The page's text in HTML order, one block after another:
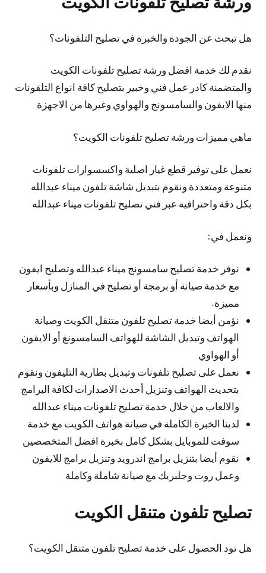
هل تبحث عن الجودة والخبرة في تصليح التلفونات؟
نقدم لك خدمة افضل ورشة تصليح تلفونات الكويت
والمتضمنة كادر عمل فني وخبير بتصليح كافة انواع التلفونات
منها الايفون والسامسونج والهواوي وغيرها من الاجهزة
ماهي مميزات ورشة تصليح تلفونات الكويت؟
نعمل على توفير قطع غيار اصلية واكسسوارات تلفونات
متنوعة ومتعددة ونقوم بتبديل شاشة تلفون ميناء عبدالله
بكل دقة واحترافية عبر فني تصليح تلفونات ميناء عبدالله
ونعمل في:
نوفر خدمة تصليح سامسونج ميناء عبدالله وتصليح ايفون
مع خدمة صيانة أو برمجة أو تصليح في المنازل وبأسعار
مميزة.
نؤمن أيضا خدمة تصليح تلفون متنقل الكويت وصيانة
الهواتف وتبديل الشاشة للهواتف السامسونغ أو الايفون
أو الهواوي
نعمل على تصليح تلفونات وتبديل بطارية التليفون ونقوم
بتحديث الهواتف وتنزيل أحدث الاصدارات لكافة البرامج
والالعاب من خلال خدمة تصليح تلفونات ميناء عبدالله
لدينا الخبرة الكاملة في صيانة هواتف الكويت مع خدمة
سوفت للموبايل بشكل كامل بخبرة افضل المتخصصين
نقوم أيضا بتنزيل برامج اندرويد وتنزيل برامج للايفون
وعمل روت وجلبريك مع صيانة شاملة وكاملة
تصليح تلفون متنقل الكويت
هل تود الحصول على خدمة تصليح تلفون متنقل الكويت؟